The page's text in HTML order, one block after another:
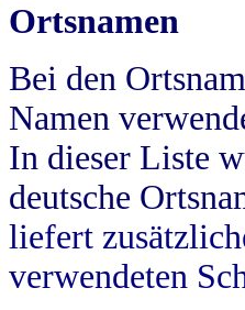
Ortsnamen
Bei den
Namen
In dieser Liste
deutsche
liefert
verwendeten